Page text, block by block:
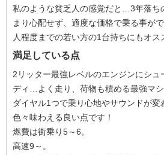
私のような貧乏人の感覚だと…3年落ち
まり心配せず、適度な価格で乗る事が
人程度までの若い方の1台持ちにもオス
満足している点
2リッター最強レベルのエンジンにシュ
ディ…よく走り、荷物も積める最強マシ
ダイヤル1つで乗り心地やサウンドが
色々味わえる良い点です！
燃費は街乗り5～6。
高速9～。